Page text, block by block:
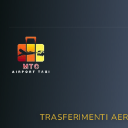
TRASFERIMENTI